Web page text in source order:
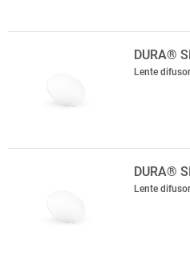
DURA®
Lente
DURA®
Lente